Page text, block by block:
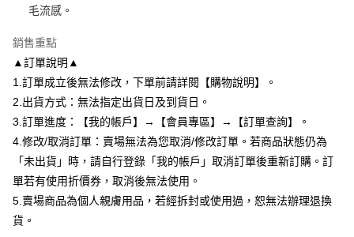
法說明評估內容。
1.分期款項不併入電信帳單，「大哥付你分期」於每月結算日後寄送繳費提
醒簡訊。
帳／街口支付／iPASS MONEY」等通路繳費。
【注意事項】
1.本服務係由「台灣大哥大股份有限公司」（以下簡稱本公司）所提供，讓
用戶於交易時，得透過本服務購買商品或服務，並由商店將買賣／分期付款
買賣價金債權讓與本公司後，依約使用本公司帳單繳交帳款。
資料（包含姓名、電話或地址）提供予台灣大哥大進項蒐集、處理及利用，
由本公司與您本人進行分期帳單所需資料之確認、核對及更正。
3.完整用戶服務條款，請詳閱以下連結：
２．便利：只要手機號碼，簡訊認證，即可結帳。
【「AFTEE先享後付」結帳流程】
１．於結帳方式選擇「AFTEE先享後付」後，將跳轉至「AFTEE先享後付」
結帳頁面，進行簡訊認證並確認金額後，即可完成結帳。
３．收到繳費通知簡訊後14天內，點擊此簡訊中的連結，可透過四大超商／
ATM／網路銀行／等多元方式進行付款，方視為交易完成。
※ 請注意：結帳手續完成當下不需立刻繳費，但若您需要取消訂單，請聯絡
購買商品的店家。未經商家同意取消之訂單仍視為有效，需透過AFTEE先享
後付繳納相關費用。
※ 交易是否成功請以「AFTEE先享後付 」之結帳頁面顯示為準，若有關於
是否繳費成功／繳費後需取消欲退款等相關疑問，請聯繫「AFTEE先享後付
客戶支援中心」https://netprotections.freshdesk.com/support/home
每筆NT$80，滿NT$699(含以上)免運費
付款後全家取貨
每筆NT$80，滿NT$699(含以上)免運費
7-11付款取貨
每筆NT$80，滿NT$699(含以上)免運費
付款後7-11取貨
每筆NT$80，滿NT$699(含以上)免運費
宅配
毛流感。
銷售重點
▲訂單說明▲
1.訂單成立後無法修改，下單前請詳閱【購物說明】。
2.出貨方式：無法指定出貨日及到貨日。
3.訂單進度：【我的帳戶】→【會員專區】→【訂單查詢】。
4.修改/取消訂單：賣場無法為您取消/修改訂單。若商品狀態仍為
「未出貨」時，請自行登錄「我的帳戶」取消訂單後重新訂購。訂
單若有使用折價券，取消後無法使用。
5.賣場商品為個人親膚用品，若經拆封或使用過，恕無法辦理退換
貨。